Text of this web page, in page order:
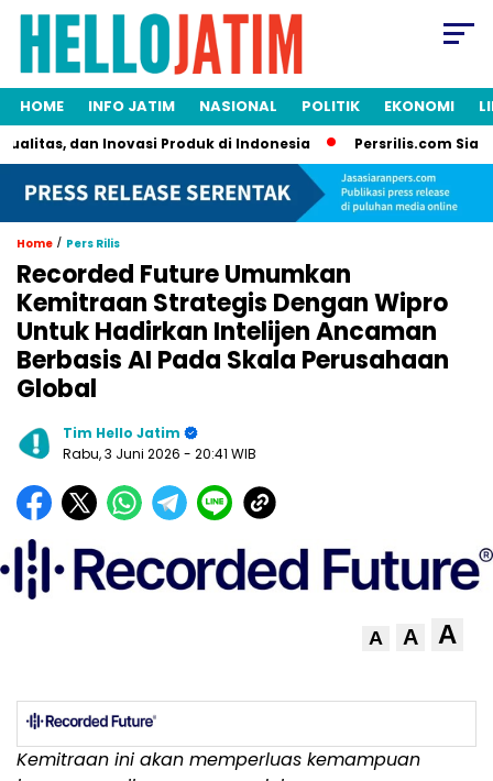
HOME INFO JATIM NASIONAL POLITIK EKONOMI
dan Inovasi Produk di Indonesia Persrilis.com Siap
Home / Pers Rilis
Recorded Future Umumkan
Kemitraan Strategis Dengan Wipro
Untuk Hadirkan Intelijen Ancaman
Berbasis AI Pada Skala Perusahaan
Global
Tim Hello Jatim
Rabu, 3 Juni 2026 - 20:41 WIB
A A A
Kemitraan ini akan memperluas kemampuan